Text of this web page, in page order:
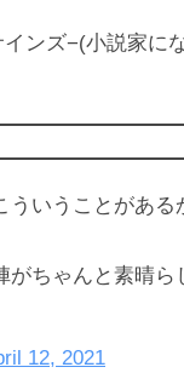
ンズ−(小説家に
ういうことがあ
がちゃんと素晴
12, 2021